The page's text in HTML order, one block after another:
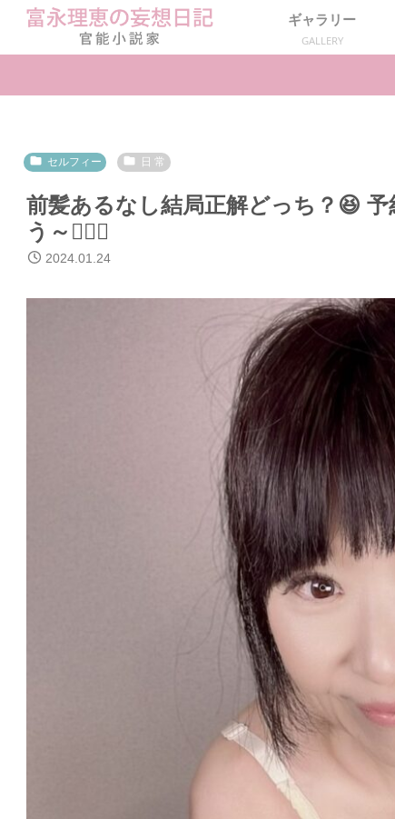
ギャラリー
GALLERY
セルフィー 日 常
前髪あるなし結局正解どっち？😆
う～💇🏻‍♀️
2024.01.24